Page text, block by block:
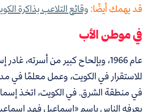
قد يهمك أيضًا:وقائع التلاعب بذاكرة
في موطن الأب
عام 1966، وبإلحاح كبير من أسرته،
للاستقرار في الكويت، وعمل معلمًا في
في منطقة الشرق. في الكويت، اتخذ
يعرفه الناس باسم «إسماعيل فهد